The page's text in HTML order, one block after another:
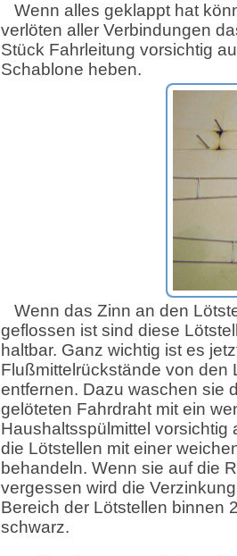
Wenn alles geklappt hat
verlöten aller Verbindungen
Stück Fahrleitung vorsichtig
Schablone heben.
Wenn das Zinn an den
geflossen ist sind diese
haltbar. Ganz wichtig ist es
Flußmittelrückstände von den
entfernen. Dazu waschen sie
gelöteten Fahrdraht mit ein
Haushaltsspülmittel vorsichtig
die Lötstellen mit einer
behandeln. Wenn sie auf die
vergessen wird die
Bereich der Lötstellen binnen
schwarz.